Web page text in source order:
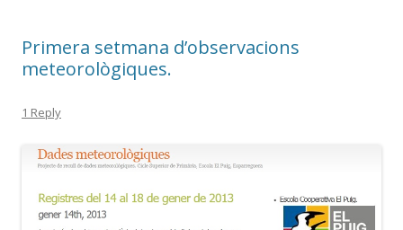
Primera setmana d’observacions
meteorològiques.
1 Reply